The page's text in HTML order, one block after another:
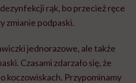
rąk, bo przecież ręce
zmianie podpaski.
jednorazowe, ale także
Czasami zdarzało się, że
koczowiskach. Przypominamy